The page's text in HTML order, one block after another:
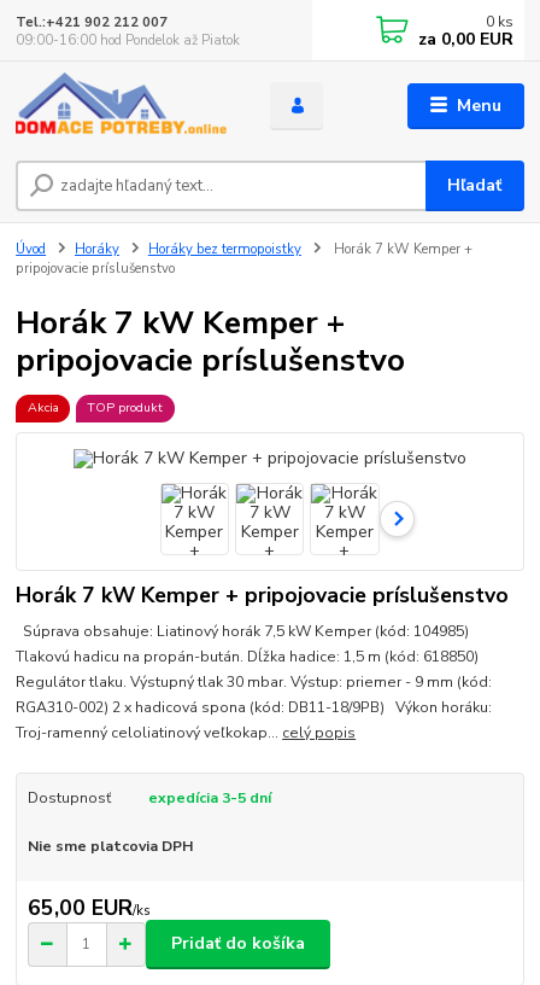
Menu
Hľadať
Tel.:+421 902 212 007
09:00-16:00 hod Pondelok až Piatok
0 ks
za 0,00 EUR
Úvod Horáky Horáky bez termopoistky
Horák 7 kW Kemper +
pripojovacie príslušenstvo
Horák 7 kW Kemper +
pripojovacie príslušenstvo
Akcia TOP produkt
Horák 7 kW Kemper + pripojovacie príslušenstvo
Súprava obsahuje: Liatinový horák 7,5 kW Kemper (kód: 104985)
Tlakovú hadicu na propán-bután. Dĺžka hadice: 1,5 m (kód: 618850)
Regulátor tlaku. Výstupný tlak 30 mbar. Výstup: priemer - 9 mm (kód:
RGA310-002) 2 x hadicová spona (kód: DB11-18/9PB) Výkon horáku:
Troj-ramenný celoliatinový veľkokap... celý popis
Dostupnosť expedícia 3-5 dní
Nie sme platcovia DPH
65,00 EUR/ks
Pridať do košíka